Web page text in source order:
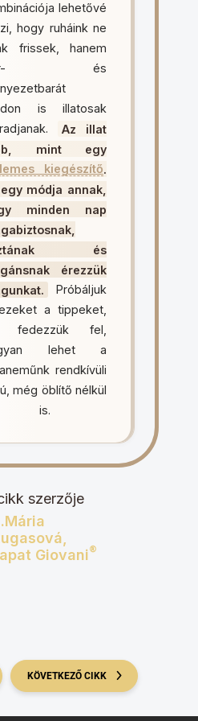
lehetővé
hogy ruháink ne
frissek, hanem
és
is illatosak
Az illat
mint egy
kiegészítő.
módja annak,
minden nap
és
érezzük
Próbáljuk
a tippeket,
fedezzük fel,
lehet a
rendkívüli
még öblítő nélkül
is.
szerzője
Giovani®
KÖVETKEZŐ CIKK